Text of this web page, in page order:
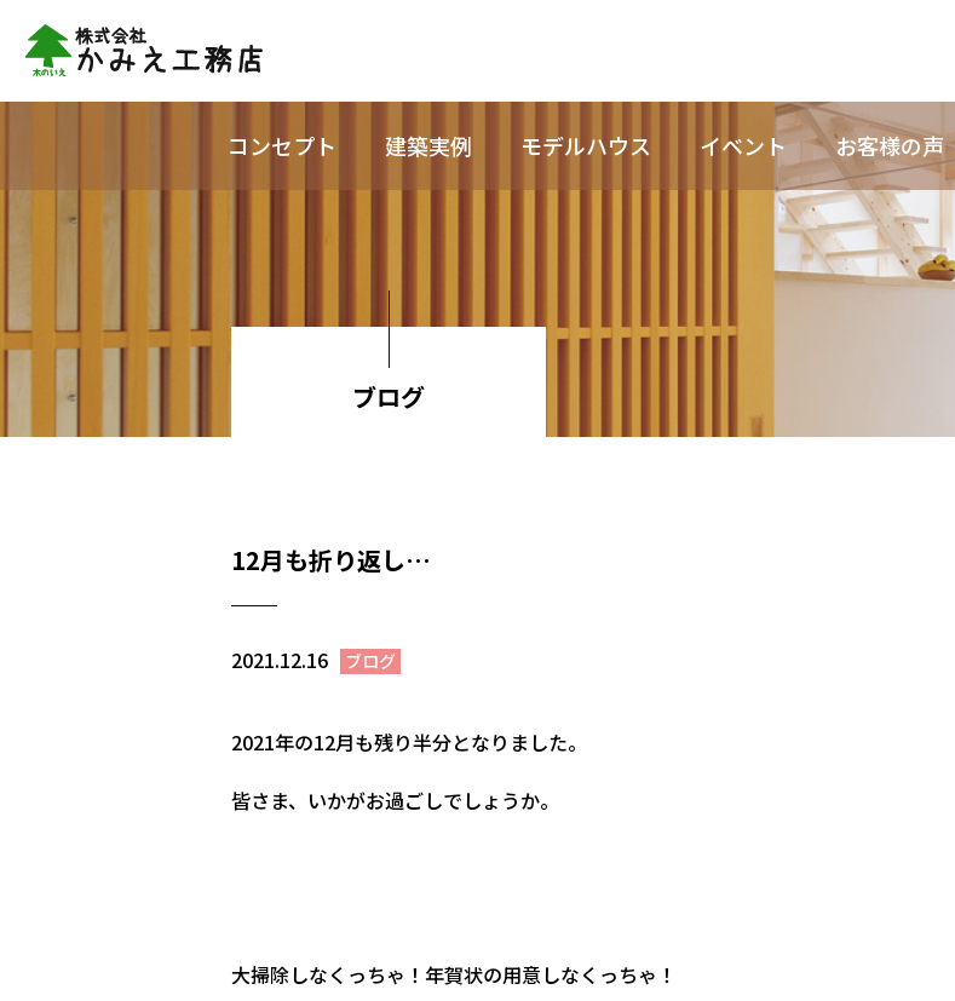
コンセプト 建築実例 モデルハウス イベント お客様の声
ブログ
12月も折り返し…
2021.12.16 ブログ
2021年の12月も残り半分となりました。
皆さま、いかがお過ごしでしょうか。
大掃除しなくっちゃ！年賀状の用意しなくっちゃ！